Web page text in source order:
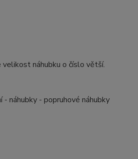
náhubku o číslo větší.
náhubky - popruhové náhubky